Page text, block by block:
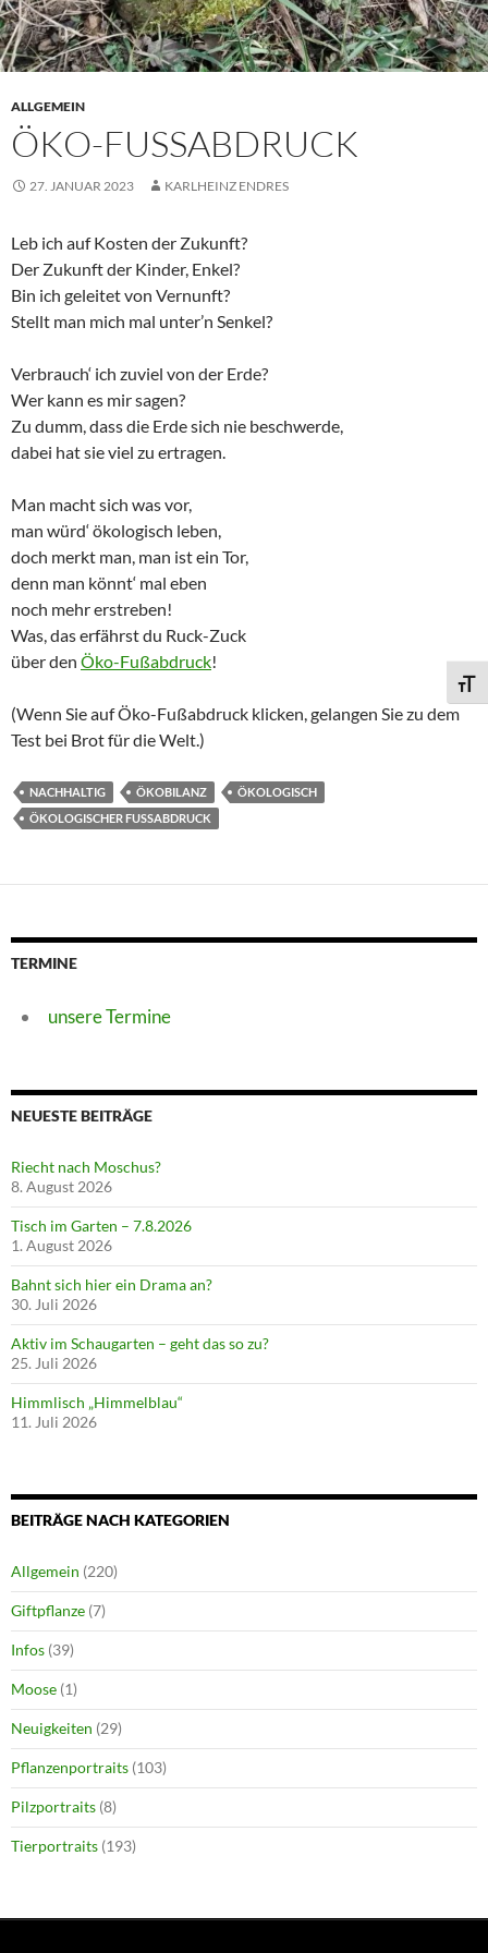
ALLGEMEIN
ÖKO-FUSSABDRUCK
27. JANUAR 2023 KARLHEINZ ENDRES
Leb ich auf Kosten der Zukunft?
Der Zukunft der Kinder, Enkel?
Bin ich geleitet von Vernunft?
Stellt man mich mal unter’n Senkel?
Verbrauch‘ ich zuviel von der Erde?
Wer kann es mir sagen?
Zu dumm, dass die Erde sich nie beschwerde,
dabei hat sie viel zu ertragen.
Man macht sich was vor,
man würd‘ ökologisch leben,
doch merkt man, man ist ein Tor,
denn man könnt‘ mal eben
noch mehr erstreben!
Was, das erfährst du Ruck-Zuck
über den Öko-Fußabdruck!
(Wenn Sie auf Öko-Fußabdruck klicken, gelangen Sie zu dem
Test bei Brot für die Welt.)
NACHHALTIG ÖKOBILANZ
ÖKOLOGISCH
ÖKOLOGISCHER FUSSABDRUCK
TERMINE
unsere Termine
NEUESTE BEITRÄGE
Riecht nach Moschus?
8. August 2026
Tisch im Garten – 7.8.2026
1. August 2026
Bahnt sich hier ein Drama an?
30. Juli 2026
Aktiv im Schaugarten – geht das so zu?
25. Juli 2026
Himmlisch „Himmelblau“
11. Juli 2026
BEITRÄGE NACH KATEGORIEN
Allgemein (220)
Giftpflanze (7)
Infos (39)
Moose (1)
Neuigkeiten (29)
Pflanzenportraits (103)
Pilzportraits (8)
Tierportraits (193)